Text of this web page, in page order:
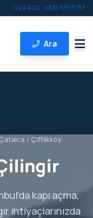
7/24 ACİL: 0530 591 8757
Ara
Çatalca / Çiftlikköy
kapı açma,
ihtiyaçlarınızda